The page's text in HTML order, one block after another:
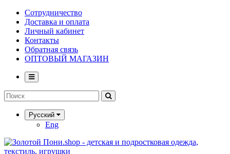
Сотрудничество
Доставка и оплата
Личный кабинет
Контакты
Обратная связь
ОПТОВЫЙ МАГАЗИН
Русский
Eng